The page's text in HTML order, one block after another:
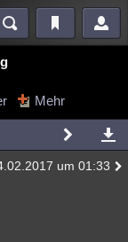
Kriminalfälle
Mehr
um 01:33